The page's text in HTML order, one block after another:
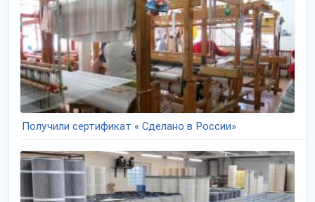
Получили сертификат « Сделано в России»